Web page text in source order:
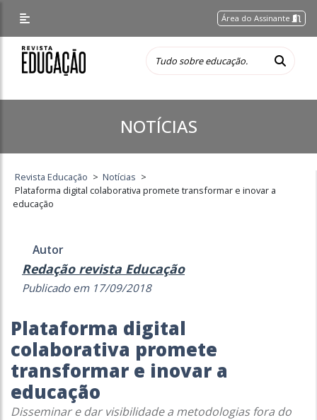
Área do Assinante
NOTÍCIAS
Revista Educação > Notícias >
Plataforma digital colaborativa promete transformar e inovar a
educação
Autor
Redação revista Educação
Publicado em 17/09/2018
Plataforma digital
colaborativa promete
transformar e inovar a
educação
Disseminar e dar visibilidade a metodologias fora do